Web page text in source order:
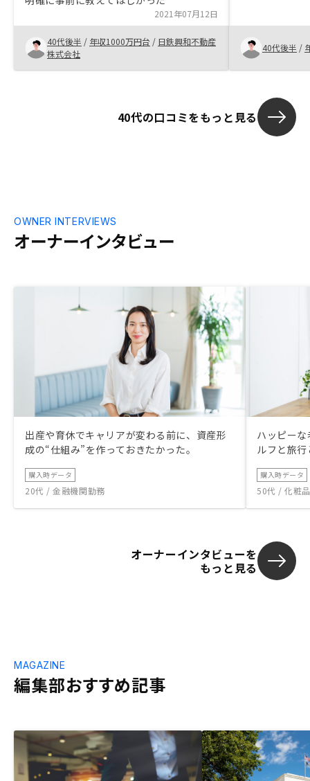
2021年07月12日
40代後半 / 年収1000万円台 / 日鉄興和不動産
株式会社
非常に有益と
で広さを基準
と良い。40代後半 /
40代の口コミをもっと見る
オーナーインタビュー
OWNER INTERVIEWS
出産や育休でキャリアが変わる前に、資産形
成の“仕組み”を作っておきたかった。
購入時データ
20代 / 金融機関勤務
ハッピー
ルフと旅
購入時データ
50代 / 化粧
オーナーインタビューを
もっと見る
編集部おすすめ記事
MAGAZINE